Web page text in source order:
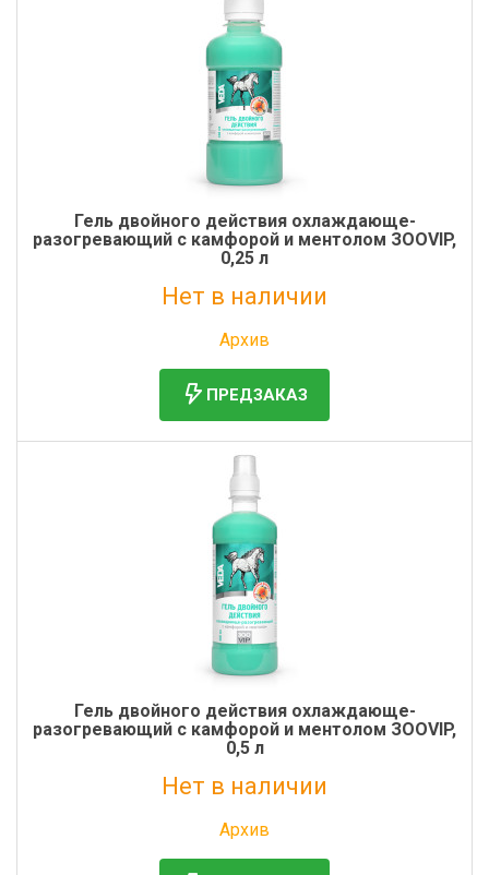
Гель двойного действия охлаждающе-
разогревающий с камфорой и ментолом ЗООVIP,
0,25 л
Нет в наличии
Архив
ПРЕДЗАКАЗ
Гель двойного действия охлаждающе-
разогревающий с камфорой и ментолом ЗООVIP,
0,5 л
Нет в наличии
Архив